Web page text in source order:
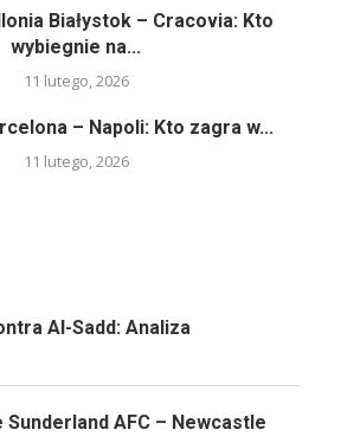
Białystok – Cracovia: Kto
wybiegnie na...
11 lutego, 2026
– Napoli: Kto zagra w...
11 lutego, 2026
Al-Sadd: Analiza
Sunderland AFC – Newcastle